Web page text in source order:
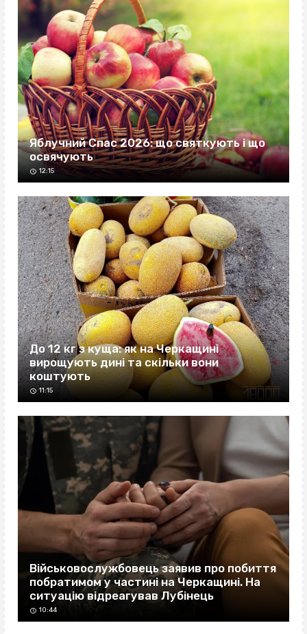
Яблучний Спас 2026: що святкують і що
освячують
12:15
До 12 кг з куща: як на Черкащині
вирощують дині та скільки вони
коштують
11:15
Військовослужбовець заявив про побиття
побратимом у частині на Черкащині. На
ситуацію відреагував Лубінець
10:44